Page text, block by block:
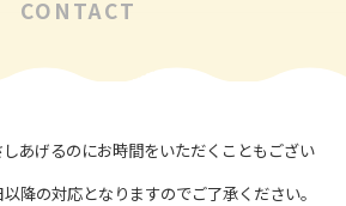
CONTACT
あげるのにお時間をいただくこともござい
降の対応となりますのでご了承ください。